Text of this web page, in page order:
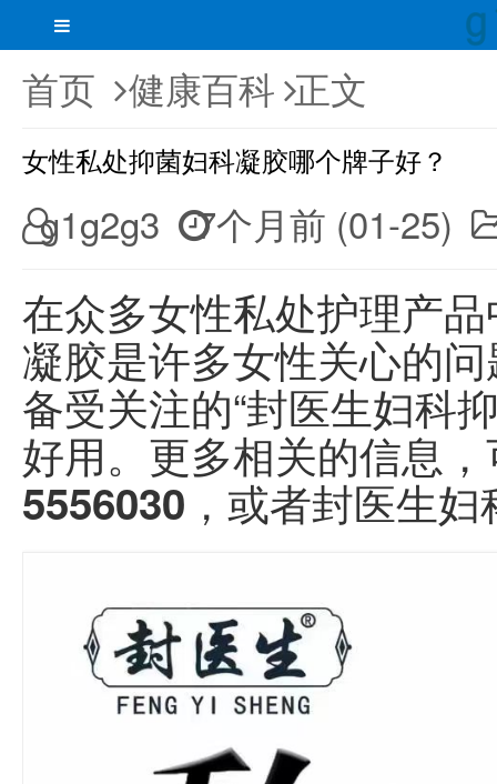
首页 健康百科 正文
女性私处抑菌妇科凝胶哪个牌子好？
g1g2g3 7个月前 (01-25)
在众多女性私处护理产
凝胶是许多女性关心的
备受关注的“封医生妇科
好用。更多相关的信息
5556030 ，或者封医生